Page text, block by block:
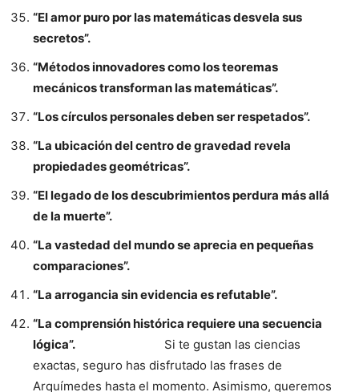
“El amor puro por las matemáticas desvela sus
secretos”.
“Métodos innovadores como los teoremas
mecánicos transforman las matemáticas”.
“Los círculos personales deben ser respetados”.
“La ubicación del centro de gravedad revela
propiedades geométricas”.
“El legado de los descubrimientos perdura más allá
de la muerte”.
“La vastedad del mundo se aprecia en pequeñas
comparaciones”.
“La arrogancia sin evidencia es refutable”.
“La comprensión histórica requiere una secuencia
lógica”. Si te gustan las ciencias
exactas, seguro has disfrutado las frases de
Arquímedes hasta el momento. Asimismo, queremos